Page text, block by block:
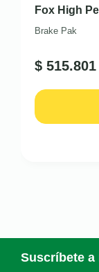
Fox High
Brake Pak
$ 515.801
Suscríbete